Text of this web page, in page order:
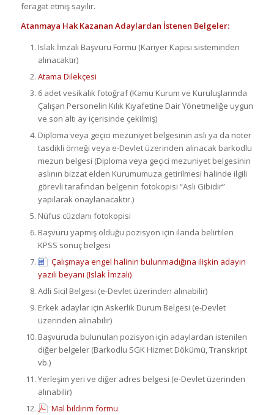
feragat etmiş sayılır.
Atanmaya Hak Kazanan Adaylardan İstenen Belgeler:
Islak İmzalı Başvuru Formu (Kariyer Kapısı sisteminden
alınacaktır)
Atama Dilekçesi
6 adet vesikalık fotoğraf (Kamu Kurum ve Kuruluşlarında
Çalışan Personelin Kılık Kıyafetine Dair Yönetmeliğe uygun
ve son altı ay içerisinde çekilmiş)
Diploma veya geçici mezuniyet belgesinin aslı ya da noter
tasdikli örneği veya e-Devlet üzerinden alınacak barkodlu
mezun belgesi (Diploma veya geçici mezuniyet belgesinin
aslının bizzat elden Kurumumuza getirilmesi halinde ilgili
görevli tarafından belgenin fotokopisi “Aslı Gibidir”
yapılarak onaylanacaktır.)
Nüfus cüzdanı fotokopisi
Başvuru yapmış olduğu pozisyon için ilanda belirtilen
KPSS sonuç belgesi
Çalışmaya engel halinin bulunmadığına ilişkin adayın
yazılı beyanı (Islak İmzalı)
Adli Sicil Belgesi (e-Devlet üzerinden alınabilir)
Erkek adaylar için Askerlik Durum Belgesi (e-Devlet
üzerinden alınabilir)
Başvuruda bulunulan pozisyon için adaylardan istenilen
diğer belgeler (Barkodlu SGK Hizmet Dökümü, Transkript
vb.)
Yerleşim yeri ve diğer adres belgesi (e-Devlet üzerinden
alınabilir)
Mal bildirim formu